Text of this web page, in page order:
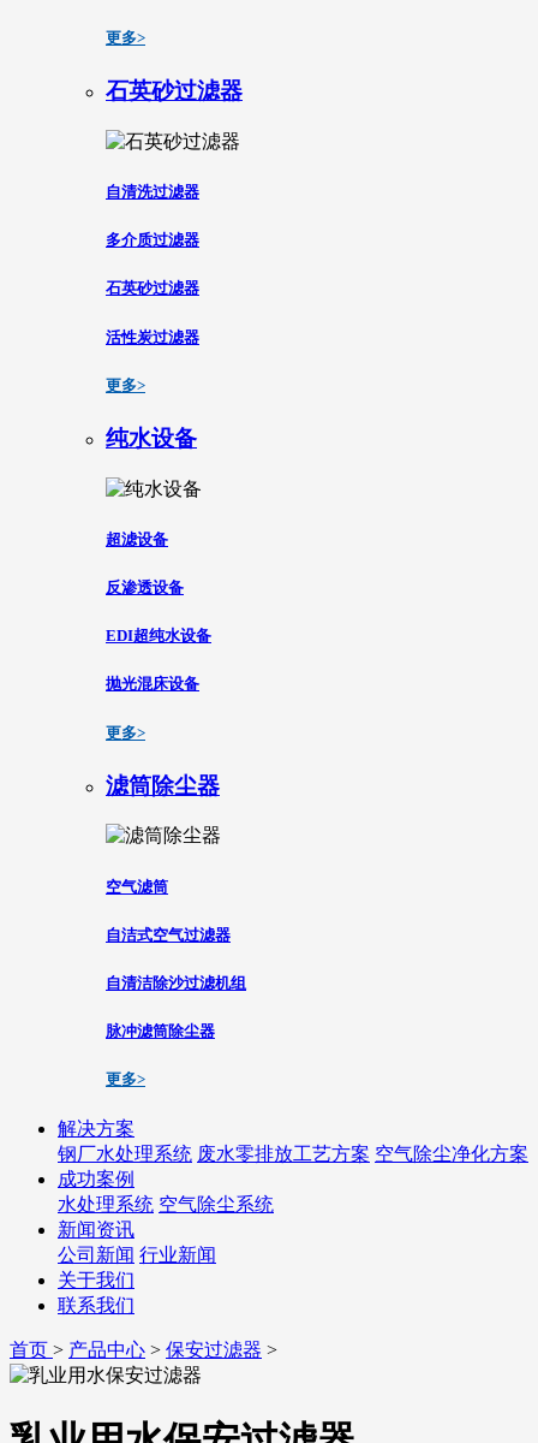
更多>
石英砂过滤器
自清洗过滤器
多介质过滤器
石英砂过滤器
活性炭过滤器
更多>
纯水设备
超滤设备
反渗透设备
EDI超纯水设备
抛光混床设备
更多>
滤筒除尘器
空气滤筒
自洁式空气过滤器
自清洁除沙过滤机组
脉冲滤筒除尘器
更多>
解决方案
钢厂水处理系统 废水零排放工艺方案 空气除尘净化方案
成功案例
水处理系统 空气除尘系统
新闻资讯
公司新闻 行业新闻
关于我们
联系我们
首页 > 产品中心 > 保安过滤器 >